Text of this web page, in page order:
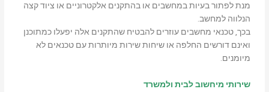
מנת לפתור בעיות במחשבים או בהתקנים אלקטרוניים או ציוד קצה
הנלווה למחשב.
בכך, טכנאי מחשבים עוזרים להבטיח שהתקנים אלה יפעלו כמתוכנן
ואינם דורשים החלפה או שיחות שירות מיותרות עם טכנאים לא
מיומנים.
שירותי מיחשוב לבית ולמשרד